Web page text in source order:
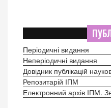
Періодичні видання
Неперіодичні видання
Довідник публікацій
Репозитарій ІПМ
Електронний архів ІПМ.